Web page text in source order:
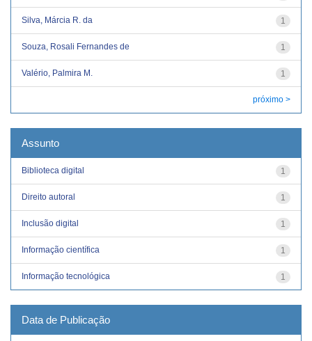
1
Silva, Márcia R. da
1
Souza, Rosali Fernandes de
1
Valério, Palmira M.
próximo >
Assunto
1
Biblioteca digital
1
Direito autoral
1
Inclusão digital
1
Informação científica
1
Informação tecnológica
Data de Publicação